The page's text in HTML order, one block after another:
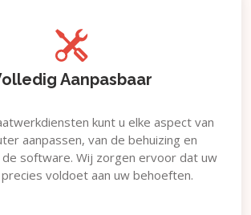
Aanpasbaar
kunt u elke aspect van
aanpassen, van de behuizing en
software. Wij zorgen ervoor dat uw
voldoet aan uw behoeften.